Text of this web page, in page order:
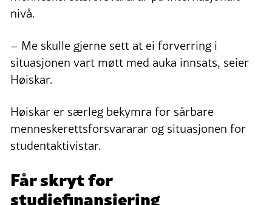
nivå.
– Me skulle gjerne sett at ei forverring i
situasjonen vart møtt med auka innsats, seier
Høiskar.
Høiskar er særleg bekymra for sårbare
menneskerettsforsvararar og situasjonen for
studentaktivistar.
Får skryt for
studiefinansiering